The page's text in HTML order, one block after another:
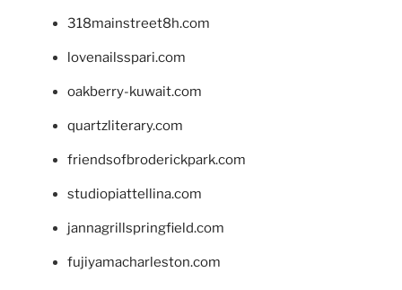
318mainstreet8h.com
lovenailsspari.com
oakberry-kuwait.com
quartzliterary.com
friendsofbroderickpark.com
studiopiattellina.com
jannagrillspringfield.com
fujiyamacharleston.com